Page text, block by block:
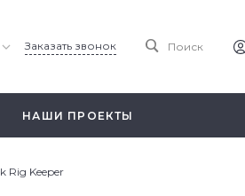
Заказать звонок Поиск
НАШИ ПРОЕКТЫ
Rig Keeper